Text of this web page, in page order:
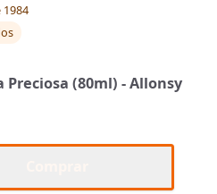
Preciosa (80ml) - Allonsy